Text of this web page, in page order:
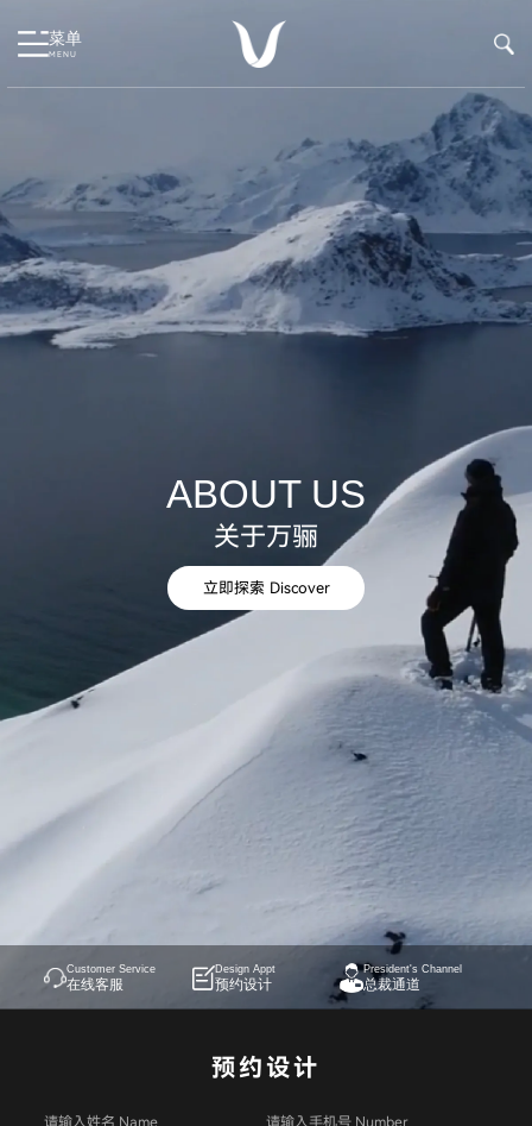
菜单
MENU
ABOUT US
关于万骊
立即探索 Discover
Customer Service
在线客服
Design Appt
预约设计
President's Channel
总裁通道
预约设计